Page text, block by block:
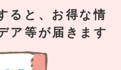
ると、お得な情
ア等が届きます